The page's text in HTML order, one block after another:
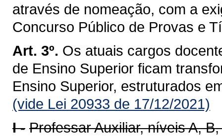
através de nomeação, com a
Concurso Público de Provas e
Art. 3º. Os atuais cargos
de Ensino Superior ficam
Ensino Superior, estruturados
(vide Lei 20933 de 17/12/2021)
I - Professar Auxiliar, níveis A,